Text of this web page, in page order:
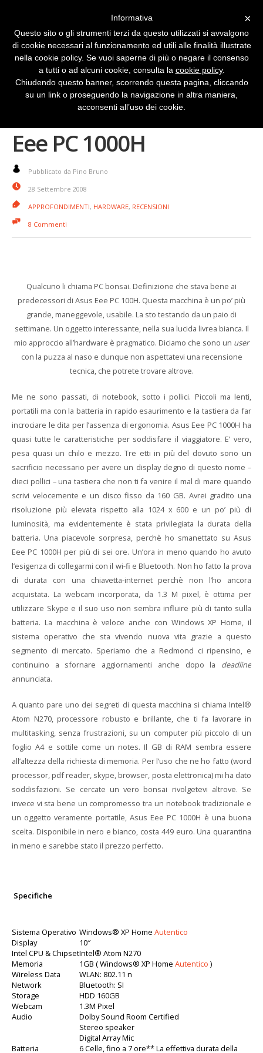
Due settimane con Asus
Eee PC 1000H
Pubblicato da Pino Bruno
28 Settembre 2008
APPROFONDIMENTI, HARDWARE, RECENSIONI
8 Commenti
Qualcuno li chiama PC bonsai. Definizione che stava bene ai
predecessori di Asus Eee PC 100H. Questa macchina è un po’ più
grande, maneggevole, usabile. La sto testando da un paio di
settimane. Un oggetto interessante, nella sua lucida livrea bianca. Il
mio approccio all’hardware è pragmatico. Diciamo che sono un user
con la puzza al naso e dunque non aspettatevi una recensione
tecnica, che potrete trovare altrove.
Me ne sono passati, di notebook, sotto i pollici. Piccoli ma lenti,
portatili ma con la batteria in rapido esaurimento e la tastiera da far
incrociare le dita per l’assenza di ergonomia. Asus Eee PC 1000H ha
quasi tutte le caratteristiche per soddisfare il viaggiatore. E’ vero,
pesa quasi un chilo e mezzo. Tre etti in più del dovuto sono un
sacrificio necessario per avere un display degno di questo nome –
dieci pollici – una tastiera che non ti fa venire il mal di mare quando
scrivi velocemente e un disco fisso da 160 GB. Avrei gradito una
risoluzione più elevata rispetto alla 1024 x 600 e un po’ più di
luminosità, ma evidentemente è stata privilegiata la durata della
batteria. Una piacevole sorpresa, perchè ho smanettato su Asus
Eee PC 1000H per più di sei ore. Un’ora in meno quando ho avuto
l’esigenza di collegarmi con il wi-fi e Bluetooth. Non ho fatto la prova
di durata con una chiavetta-internet perchè non l’ho ancora
acquistata. La webcam incorporata, da 1.3 M pixel, è ottima per
utilizzare Skype e il suo uso non sembra influire più di tanto sulla
batteria. La macchina è veloce anche con Windows XP Home, il
sistema operativo che sta vivendo nuova vita grazie a questo
segmento di mercato. Speriamo che a Redmond ci ripensino, e
continuino a sfornare aggiornamenti anche dopo la deadline
annunciata.
A quanto pare uno dei segreti di questa macchina si chiama Intel®
Atom N270, processore robusto e brillante, che ti fa lavorare in
multitasking, senza frustrazioni, su un computer più piccolo di un
foglio A4 e sottile come un notes. Il GB di RAM sembra essere
all’altezza della richiesta di memoria. Per l’uso che ne ho fatto (word
processor, pdf reader, skype, browser, posta elettronica) mi ha dato
soddisfazioni. Se cercate un vero bonsai rivolgetevi altrove. Se
invece vi sta bene un compromesso tra un notebook tradizionale e
un oggetto veramente portatile, Asus Eee PC 1000H è una buona
scelta. Disponibile in nero e bianco, costa 449 euro. Una quarantina
in meno e sarebbe stato il prezzo perfetto.
Specifiche
Sistema Operativo Windows® XP Home Autentico
Display
10″
Intel CPU & ChipsetIntel® Atom N270
Memoria
1GB ( Windows® XP Home Autentico )
Wireless Data
Network
WLAN: 802.11 n
Bluetooth: SI
Storage
HDD 160GB
Webcam
1.3M Pixel
Audio
Dolby Sound Room Certified
Stereo speaker
Digital Array Mic
Batteria
6 Celle, fino a 7 ore** La effettiva durata della
×
Informativa
Questo sito o gli strumenti terzi da questo utilizzati si avvalgono
di cookie necessari al funzionamento ed utili alle finalità illustrate
nella cookie policy. Se vuoi saperne di più o negare il consenso
a tutti o ad alcuni cookie, consulta la cookie policy.
Chiudendo questo banner, scorrendo questa pagina, cliccando
su un link o proseguendo la navigazione in altra maniera,
acconsenti all’uso dei cookie.